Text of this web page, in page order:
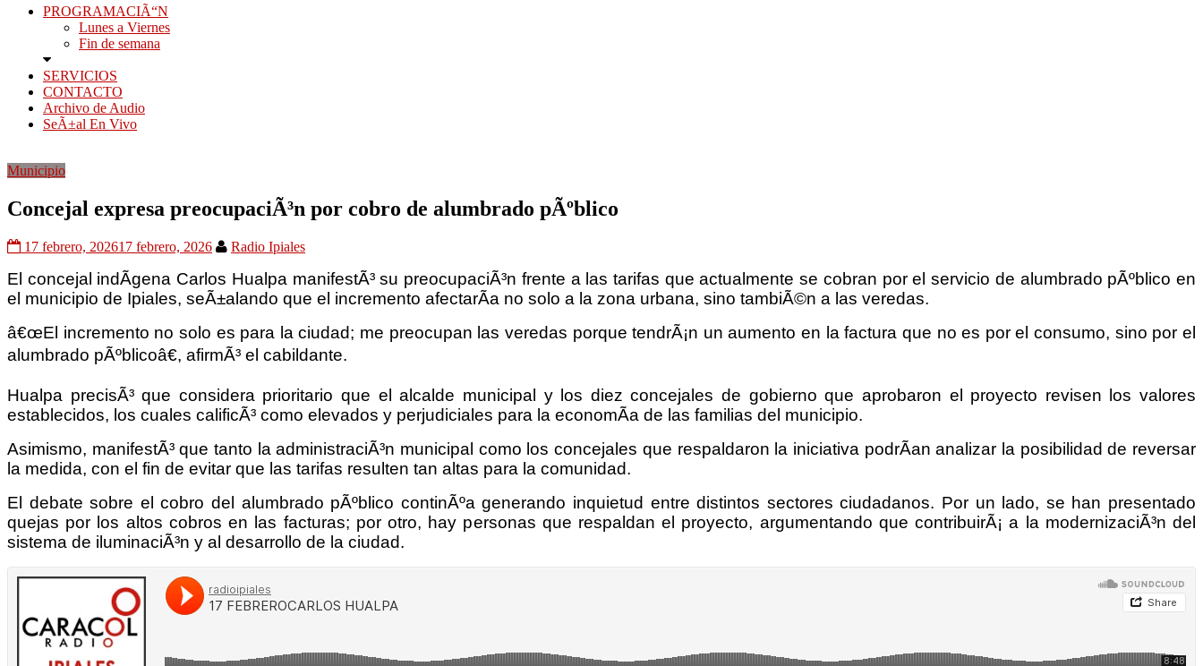
PROGRAMACIÃ“N
Lunes a Viernes
Fin de semana
SERVICIOS
CONTACTO
Archivo de Audio
SeÃ±al En Vivo
Municipio
Concejal expresa preocupaciÃ³n por cobro de alumbrado pÃºblico
17 febrero, 202617 febrero, 2026 Radio Ipiales
El concejal indÃ­gena Carlos Hualpa manifestÃ³ su preocupaciÃ³n frente a las tarifas que actualmente se cobran por el servicio de alumbrado pÃºblico en
el municipio de Ipiales, seÃ±alando que el incremento afectarÃ­a no solo a la zona urbana, sino tambiÃ©n a las veredas.
â€œEl incremento no solo es para la ciudad; me preocupan las veredas porque tendrÃ¡n un aumento en la factura que no es por el consumo, sino por el
alumbrado pÃºblicoâ€, afirmÃ³ el cabildante.
Hualpa precisÃ³ que considera prioritario que el alcalde municipal y los diez concejales de gobierno que aprobaron el proyecto revisen los valores
establecidos, los cuales calificÃ³ como elevados y perjudiciales para la economÃ­a de las familias del municipio.
Asimismo, manifestÃ³ que tanto la administraciÃ³n municipal como los concejales que respaldaron la iniciativa podrÃ­an analizar la posibilidad de reversar
la medida, con el fin de evitar que las tarifas resulten tan altas para la comunidad.
El debate sobre el cobro del alumbrado pÃºblico continÃºa generando inquietud entre distintos sectores ciudadanos. Por un lado, se han presentado
quejas por los altos cobros en las facturas; por otro, hay personas que respaldan el proyecto, argumentando que contribuirÃ¡ a la modernizaciÃ³n del
sistema de iluminaciÃ³n y al desarrollo de la ciudad.